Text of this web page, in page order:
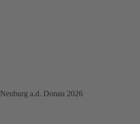
a.d. Donau 2026